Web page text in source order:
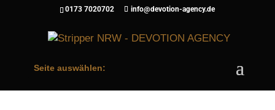
0173 7020702 info@devotion-agency.de
Seite auswählen: